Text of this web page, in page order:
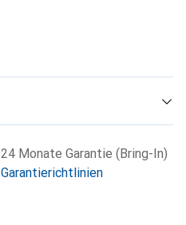
24 Monate Garantie (Bring-In)
Garantierichtlinien